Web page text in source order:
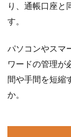
り、通帳口座と
す。
パソコンやスマ
ワードの管理が
間や手間を短縮
か。